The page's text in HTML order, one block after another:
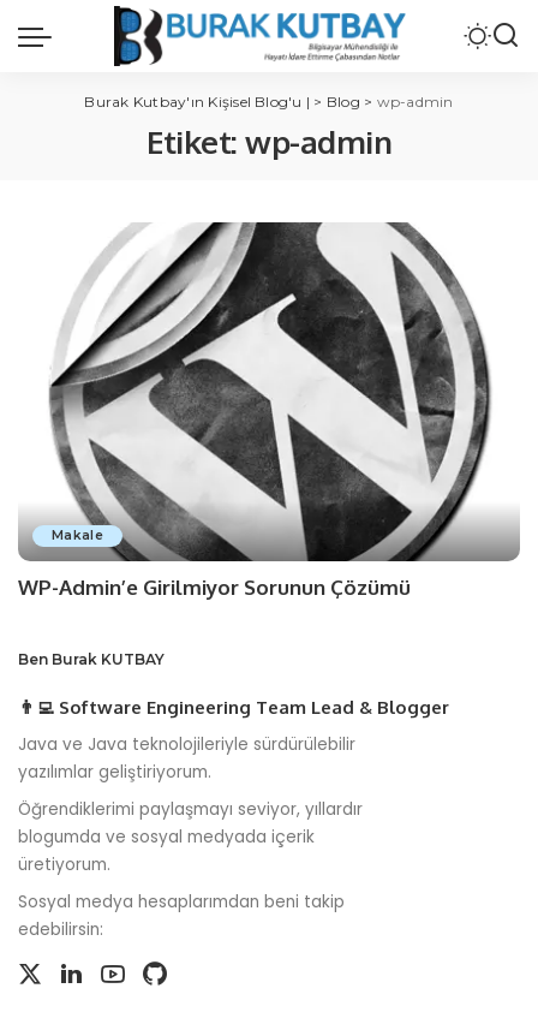
Burak Kutbay'ın Kişisel Blog'u | > Blog > wp-admin
Etiket: wp-admin
Makale
WP-Admin’e Girilmiyor Sorunun Çözümü
Ben Burak KUTBAY
👨‍💻 Software Engineering Team Lead & Blogger
Java ve Java teknolojileriyle sürdürülebilir
yazılımlar geliştiriyorum.
Öğrendiklerimi paylaşmayı seviyor, yıllardır
blogumda ve sosyal medyada içerik
üretiyorum.
Sosyal medya hesaplarımdan beni takip
edebilirsin: